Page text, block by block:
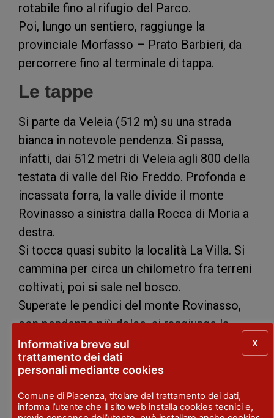
rotabile fino al rifugio del Parco.
Poi, lungo un sentiero, raggiunge la
provinciale Morfasso – Prato Barbieri, da
percorrere fino al terminale di tappa.
Le tappe
Si parte da Veleia (512 m) su una strada
bianca in notevole pendenza. Si passa,
infatti, dai 512 metri di Veleia agli 800 della
testata di valle del Rio Freddo. Profonda e
incassata forra, la valle divide il monte
Rovinasso a sinistra dalla Rocca di Moria a
destra.
Si tocca quasi subito la località La Villa. Si
cammina per circa un chilometro fra terreni
coltivati, poi si sale nel bosco.
Superate le pendici del monte Rovinasso,
con pendenza più dolce, si raggiunge la
strada che da Lugagnano conduce al Parco
Provinciale.
Si incontra la chiesetta della Madonna del
Monte e si giunge al rifugio del parco dove
Informativa breve sul
trattamento dei dati
personali mediante cookies
Comune di Piacenza, titolare del trattamento dei dati,
informa l’utente che il sito web installa cookies tecnici e,
X